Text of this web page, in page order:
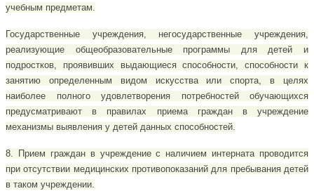
учебным предметам.
Государственные учреждения, негосударственные учреждения,
реализующие общеобразовательные программы для детей и
подростков, проявивших выдающиеся способности, способности к
занятию определенным видом искусства или спорта, в целях
наиболее полного удовлетворения потребностей обучающихся
предусматривают в правилах приема граждан в учреждение
механизмы выявления у детей данных способностей.
8. Прием граждан в учреждение с наличием интерната проводится
при отсутствии медицинских противопоказаний для пребывания детей
в таком учреждении.